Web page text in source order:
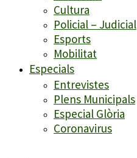
Cultura
Policial – Judicial
Esports
Mobilitat
Especials
Entrevistes
Plens Municipals
Especial Glòria
Coronavirus